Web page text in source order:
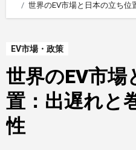
世界のEV市場と日本の立ち
EV市場・政策
世界のEV市場
置：出遅れと
性